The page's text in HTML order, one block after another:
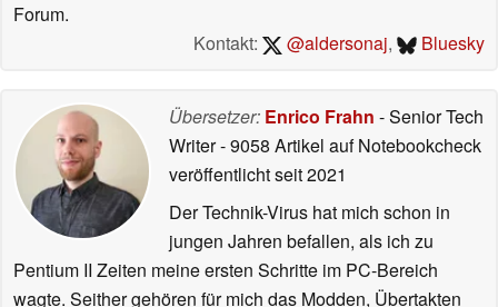
Forum.
Kontakt:
@aldersonaj, Bluesky
Übersetzer: Enrico Frahn - Senior Tech
Writer- 9058 Artikel auf Notebookcheck
veröffentlichtseit 2021
Der Technik-Virus hat mich schon in
jungen Jahren befallen, als ich zu
Pentium II Zeiten meine ersten Schritte im PC-Bereich
wagte. Seither gehören für mich das Modden, Übertakten